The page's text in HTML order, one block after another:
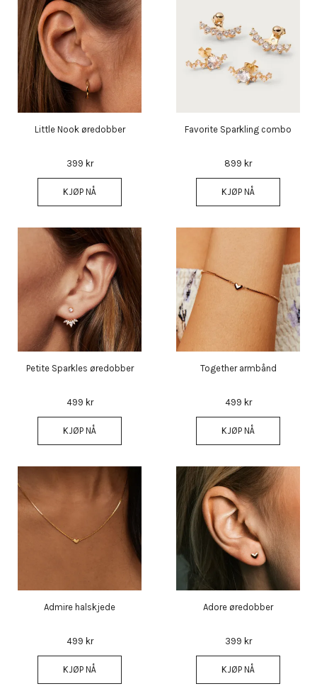
Little Nook øredobber
399 kr
KJØP NÅ
Favorite Sparkling combo
899 kr
KJØP NÅ
Petite Sparkles øredobber
499 kr
KJØP NÅ
Together armbånd
499 kr
KJØP NÅ
Admire halskjede
499 kr
KJØP NÅ
Adore øredobber
399 kr
KJØP NÅ